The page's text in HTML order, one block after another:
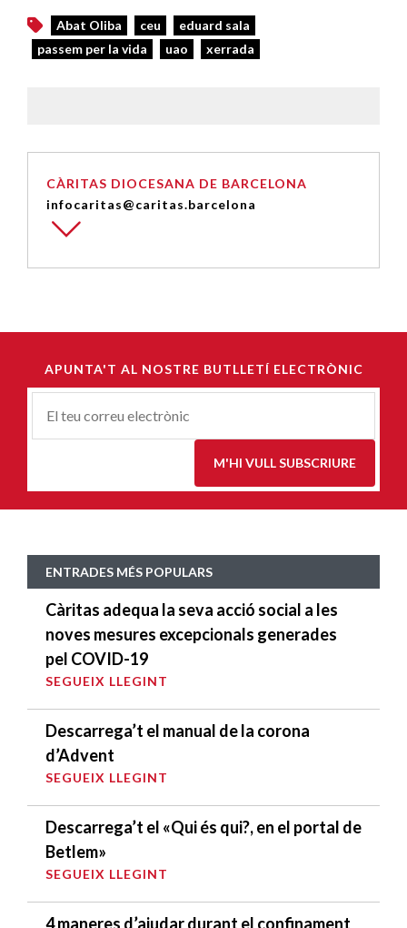
Abat Oliba ceu
eduard sala
passem per la vida
uao xerrada
CÀRITAS DIOCESANA DE BARCELONA
infocaritas@caritas.barcelona
APUNTA'T AL NOSTRE BUTLLETÍ ELECTRÒNIC
Correu-
M'HI VULL SUBSCRIURE
ENTRADES MÉS POPULARS
Càritas adequa la seva acció social a les
noves mesures excepcionals generades
pel COVID-19
SEGUEIX LLEGINT
Descarrega’t el manual de la corona
d’Advent
SEGUEIX LLEGINT
Descarrega’t el «Qui és qui?, en el portal de
Betlem»
SEGUEIX LLEGINT
4 maneres d’ajudar durant el confinament